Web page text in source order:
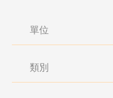
單位
類別